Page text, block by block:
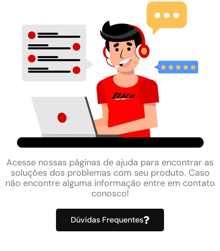
Acesse nossas páginas de ajuda para encontrar as
soluções dos problemas com seu produto. Caso
não encontre alguma informação entre em contato
conosco!
Dúvidas Frequentes